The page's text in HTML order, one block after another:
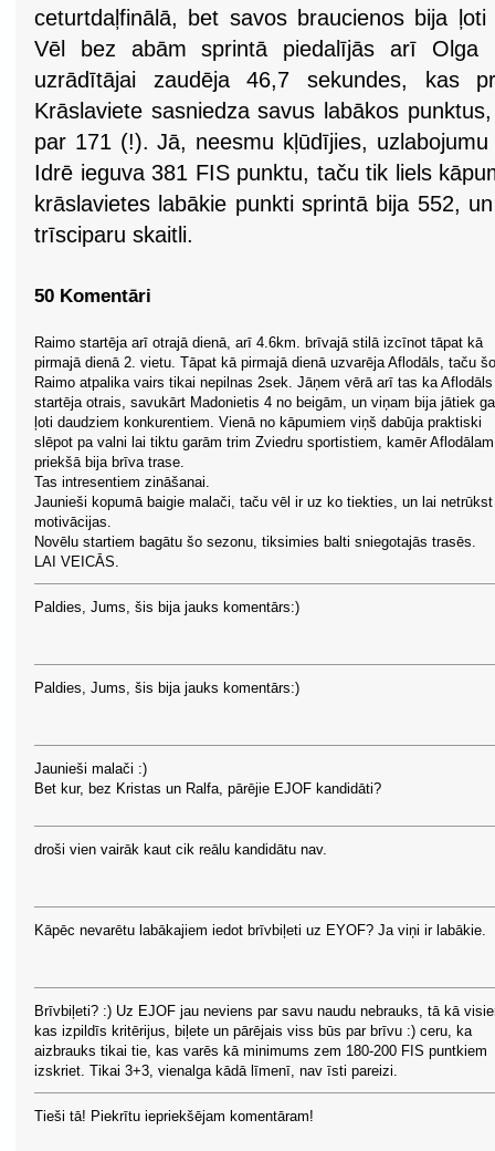
ceturtdaļfinālā, bet savos braucienos bija
Vēl bez abām sprintā piedalījās arī Olga
uzrādītājai zaudēja 46,7 sekundes, kas
Krāslaviete sasniedza savus labākos
par 171 (!). Jā, neesmu kļūdījies,
Idrē ieguva 381 FIS punktu, taču tik liels
krāslavietes labākie punkti sprintā bija 552,
trīsciparu skaitli.
50 Komentāri
Raimo startēja arī otrajā dienā, arī 4.6km. brīvajā stilā izcīnot tāpat kā
pirmajā dienā 2. vietu. Tāpat kā pirmajā dienā uzvarēja Aflodāls, taču
Raimo atpalika vairs tikai nepilnas 2sek. Jāņem vērā arī tas ka Aflodāls
startēja otrais, savukārt Madonietis 4 no beigām, un viņam bija jātiek
ļoti daudziem konkurentiem. Vienā no kāpumiem viņš dabūja praktiski
slēpot pa valni lai tiktu garām trim Zviedru sportistiem, kamēr Aflodālam
priekšā bija brīva trase.
Tas intresentiem zināšanai.
Jaunieši kopumā baigie malači, taču vēl ir uz ko tiekties, un lai netrūkst
motivācijas.
Novēlu startiem bagātu šo sezonu, tiksimies balti sniegotajās trasēs.
LAI VEICĀS.
Paldies, Jums, šis bija jauks komentārs:)
Paldies, Jums, šis bija jauks komentārs:)
Jaunieši malači :)
Bet kur, bez Kristas un Ralfa, pārējie EJOF kandidāti?
droši vien vairāk kaut cik reālu kandidātu nav.
Kāpēc nevarētu labākajiem iedot brīvbiļeti uz EYOF? Ja viņi ir labākie.
Brīvbiļeti? :) Uz EJOF jau neviens par savu naudu nebrauks, tā kā
kas izpildīs kritērijus, biļete un pārējais viss būs par brīvu :) ceru, ka
aizbrauks tikai tie, kas varēs kā minimums zem 180-200 FIS puntkiem
izskriet. Tikai 3+3, vienalga kādā līmenī, nav īsti pareizi.
Tieši tā! Piekrītu iepriekšējam komentāram!